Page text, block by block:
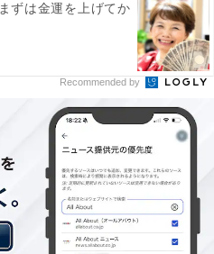
ずは金運を上げてか
Recommended by